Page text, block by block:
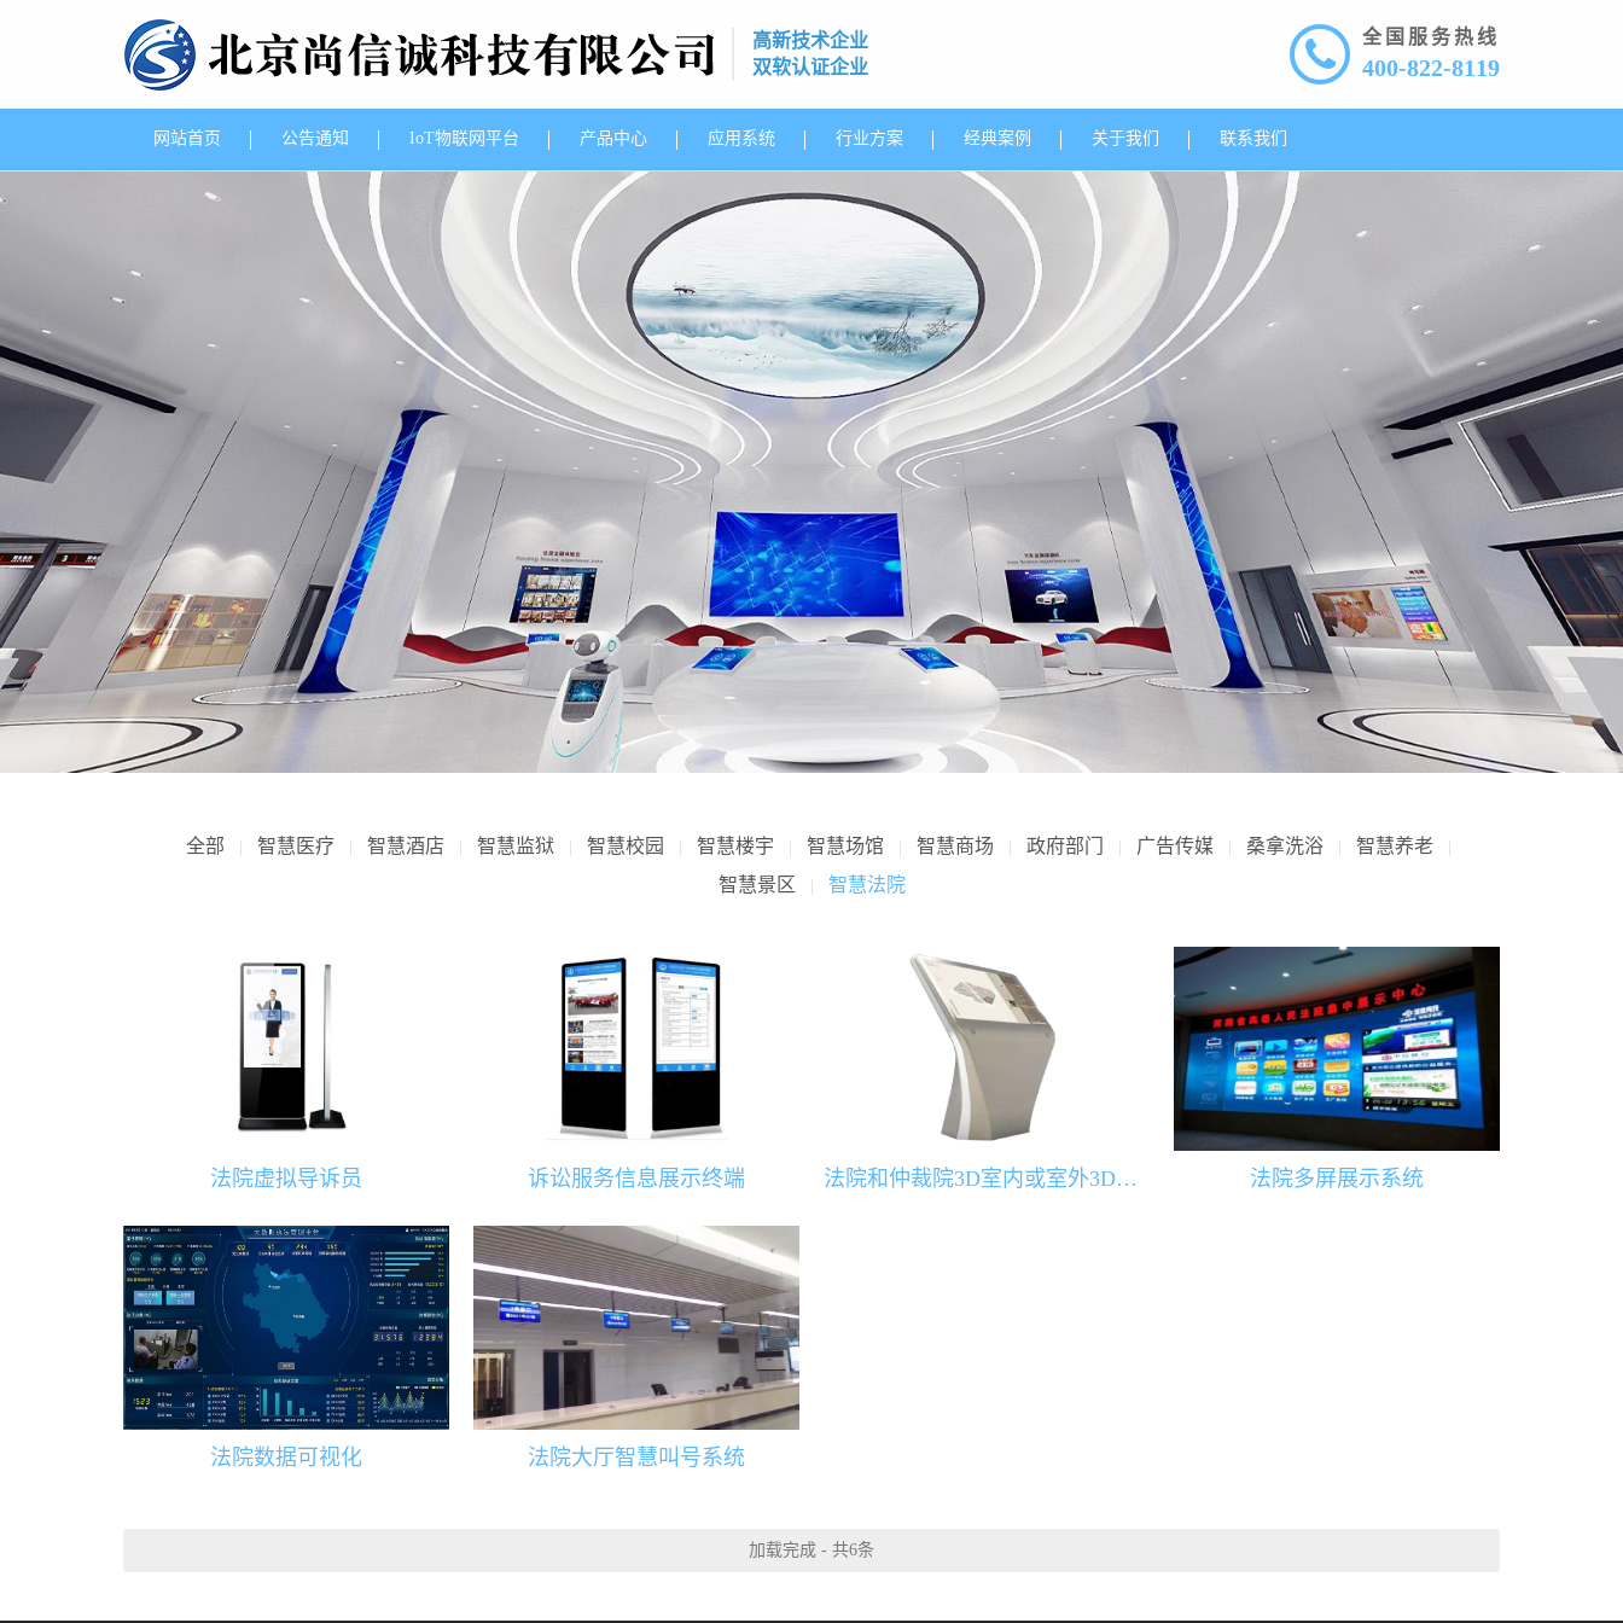
高新技术企业
双软认证企业
全国服务热线
400-822-8119
网站首页 公告通知 IoT物联网平台 产品中心 应用系统 行业方案 经典案例 关于我们 联系我们
全部 智慧医疗 智慧酒店 智慧监狱 智慧校园 智慧楼宇 智慧场馆 智慧商场 政府部门 广告传媒 桑拿洗浴 智慧养老
智慧景区 智慧法院
法院虚拟导诉员 诉讼服务信息展示终端 法院和仲裁院3D室内或室外3D导视导航系统 法院多屏展示系统
法院数据可视化 法院大厅智慧叫号系统
加载完成 - 共6条